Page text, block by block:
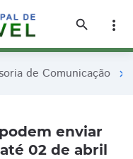
search
more_vert
de Comunicação chevron_right
enviar
02 de abril